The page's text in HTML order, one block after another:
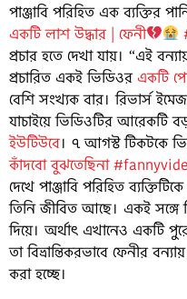
পাঞ্জাবি পরিহিত এক ব্যক্তির
একটি লাশ উদ্ধার | ফেনী
প্রচার হতে দেখা যায়। “এই
প্রচারিত একই ভিডিওর একটি
বেশি সংখ্যক বার। রিভার্স
যাচাইয়ে ভিডিওটির আরেকটি
ইউটিউবে। ৭ আগস্ট টিকটকে
কাঁদবো বুঝতেছিনা
দেখে পাঞ্জাবি পরিহিত
তিনি জীবিত আছে। একই সঙ্গে
দিয়ে। অর্থাৎ এখানেও একটি
তা বিভ্রান্তিকরভাবে ফেনীর
করা হচ্ছে।